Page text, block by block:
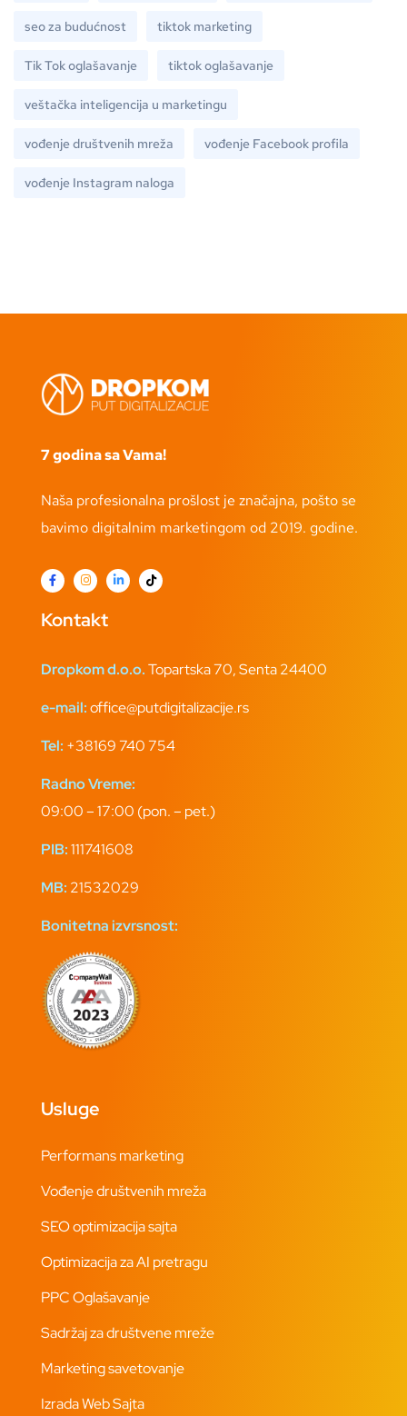
seo za budućnost tiktok marketing
Tik Tok oglašavanje tiktok oglašavanje
veštačka inteligencija u marketingu
vođenje društvenih mreža vođenje Facebook profila
vođenje Instagram naloga
7 godina sa Vama!
Naša profesionalna prošlost je značajna, pošto se
bavimo digitalnim marketingom od 2019. godine.
Kontakt
Dropkom d.o.o.Topartska 70, Senta 24400
e-mail:office@putdigitalizacije.rs
Tel: +38169 740 754
Radno Vreme:
09:00 – 17:00 (pon. – pet.)
PIB:111741608
MB: 21532029
Bonitetna izvrsnost:
Usluge
Performans marketing
Vođenje društvenih mreža
SEO optimizacija sajta
Optimizacija za AI pretragu
PPC Oglašavanje
Sadržaj za društvene mreže
Marketing savetovanje
Izrada Web Sajta